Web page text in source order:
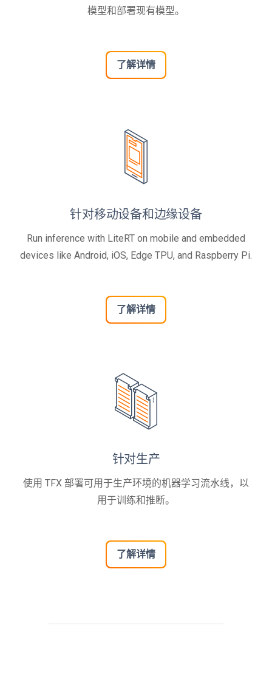
模型和部署现有模型。
了解详情
针对移动设备和边缘设备
Run inference with LiteRT on mobile and embedded
devices like Android, iOS, Edge TPU, and Raspberry Pi.
了解详情
针对生产
使用 TFX 部署可用于生产环境的机器学习流水线，以
用于训练和推断。
了解详情